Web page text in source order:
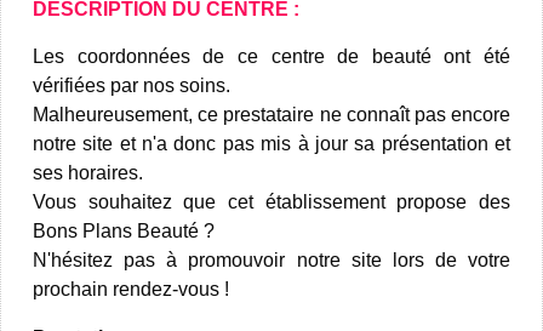
DESCRIPTION DU CENTRE :
Les coordonnées de ce centre de beauté ont été
vérifiées par nos soins.
Malheureusement, ce prestataire ne connaît pas encore
notre site et n'a donc pas mis à jour sa présentation et
ses horaires.
Vous souhaitez que cet établissement propose des
Bons Plans Beauté ?
N'hésitez pas à promouvoir notre site lors de votre
prochain rendez-vous !